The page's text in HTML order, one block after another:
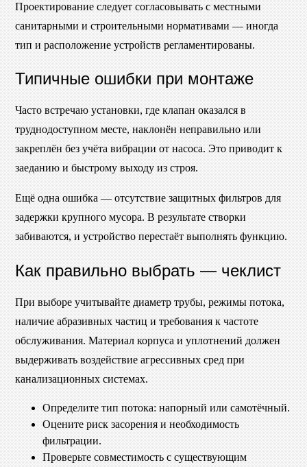
Проектирование следует согласовывать с местными
санитарными и строительными нормативами — иногда
тип и расположение устройств регламентированы.
Типичные ошибки при монтаже
Часто встречаю установки, где клапан оказался в
труднодоступном месте, наклонён неправильно или
закреплён без учёта вибрации от насоса. Это приводит к
заеданию и быстрому выходу из строя.
Ещё одна ошибка — отсутствие защитных фильтров для
задержки крупного мусора. В результате створки
забиваются, и устройство перестаёт выполнять функцию.
Как правильно выбрать — чеклист
При выборе учитывайте диаметр трубы, режимы потока,
наличие абразивных частиц и требования к частоте
обслуживания. Материал корпуса и уплотнений должен
выдерживать воздействие агрессивных сред при
канализационных системах.
Определите тип потока: напорный или самотёчный.
Оцените риск засорения и необходимость
фильтрации.
Проверьте совместимость с существующим